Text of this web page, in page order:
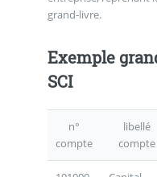
grand-livre.
Exemple
SCI
n°
compte
libellé
compte